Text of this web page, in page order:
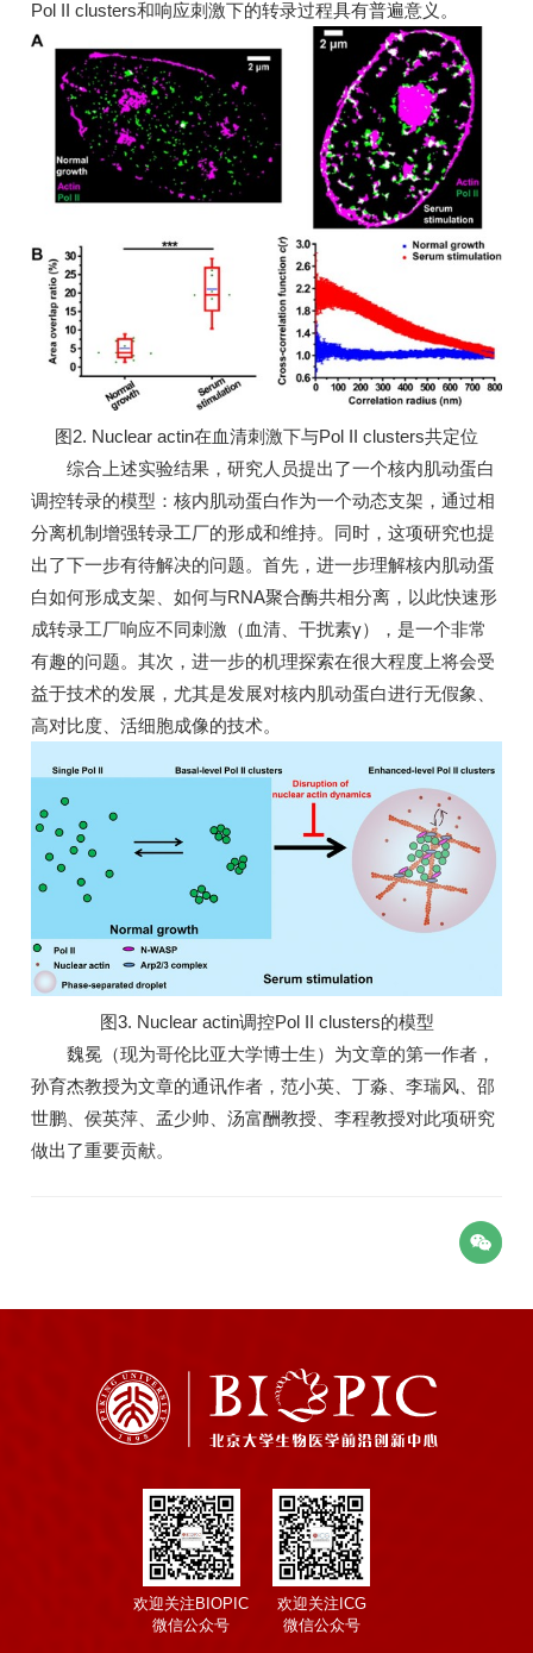
Pol II clusters和响应刺激下的转录过程具有普遍意义。
图2. Nuclear actin在血清刺激下与Pol II clusters共定位
综合上述实验结果，研究人员提出了一个核内肌动蛋白
调控转录的模型：核内肌动蛋白作为一个动态支架，通过相
分离机制增强转录工厂的形成和维持。同时，这项研究也提
出了下一步有待解决的问题。首先，进一步理解核内肌动蛋
白如何形成支架、如何与RNA聚合酶共相分离，以此快速形
成转录工厂响应不同刺激（血清、干扰素γ），是一个非常
有趣的问题。其次，进一步的机理探索在很大程度上将会受
益于技术的发展，尤其是发展对核内肌动蛋白进行无假象、
高对比度、活细胞成像的技术。
图3. Nuclear actin调控Pol II clusters的模型
魏冕（现为哥伦比亚大学博士生）为文章的第一作者，
孙育杰教授为文章的通讯作者，范小英、丁淼、李瑞风、邵
世鹏、侯英萍、孟少帅、汤富酬教授、李程教授对此项研究
做出了重要贡献。
欢迎关注BIOPIC
微信公众号
欢迎关注ICG
微信公众号